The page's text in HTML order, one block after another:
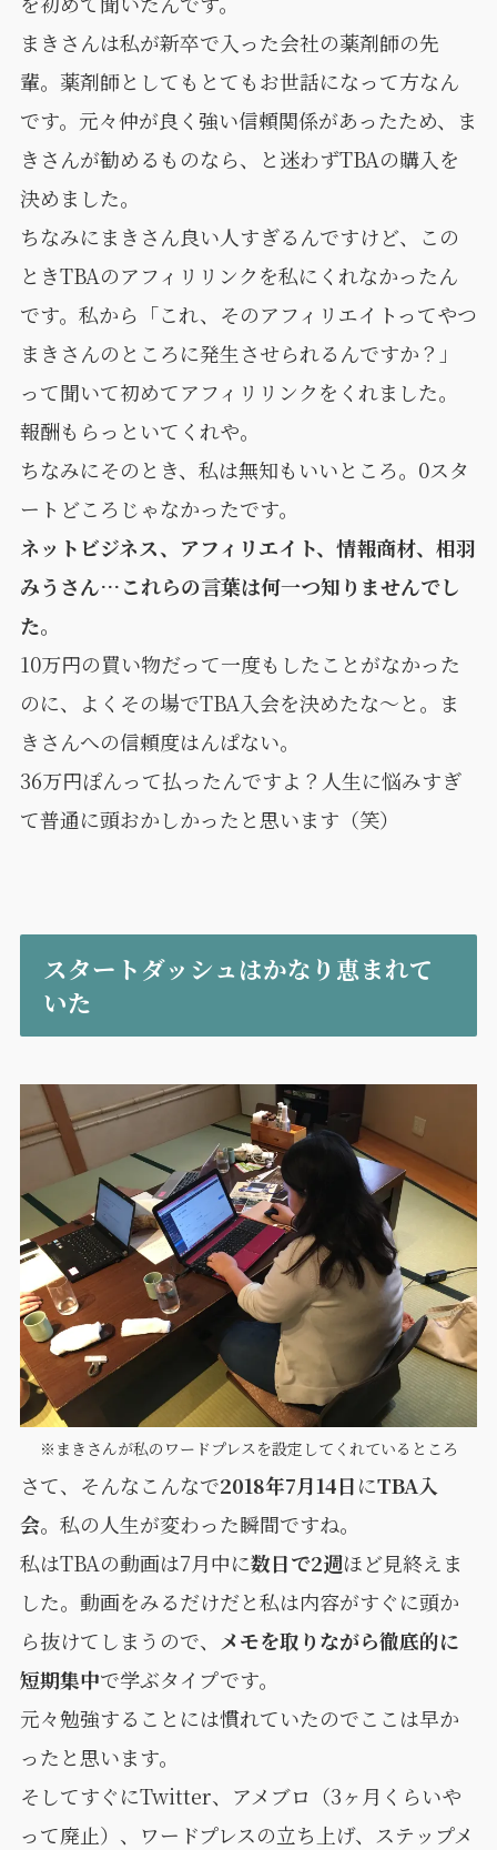
まきさんは私が新卒で入った会社の薬剤師の先
輩。薬剤師としてもとてもお世話になって方なん
です。元々仲が良く強い信頼関係があったため、ま
きさんが勧めるものなら、と迷わずTBAの購入を
決めました。
ちなみにまきさん良い人すぎるんですけど、この
ときTBAのアフィリリンクを私にくれなかったん
です。私から「これ、そのアフィリエイトってやつ
まきさんのところに発生させられるんですか？」
って聞いて初めてアフィリリンクをくれました。
報酬もらっといてくれや。
ちなみにそのとき、私は無知もいいところ。0スタ
ートどころじゃなかったです。
ネットビジネス、アフィリエイト、情報商材、相羽
みうさん…これらの言葉は何一つ知りませんでし
た。
10万円の買い物だって一度もしたことがなかった
のに、よくその場でTBA入会を決めたな〜と。ま
きさんへの信頼度はんぱない。
36万円ぽんって払ったんですよ？人生に悩みすぎ
て普通に頭おかしかったと思います（笑）
スタートダッシュはかなり恵まれて
いた
※まきさんが私のワードプレスを設定してくれているところ
さて、そんなこんなで2018年7月14日にTBA入
会。私の人生が変わった瞬間ですね。
私はTBAの動画は7月中に数日で2週ほど見終えま
した。動画をみるだけだと私は内容がすぐに頭か
ら抜けてしまうので、
メモを取りながら徹底的に
短期集中で学ぶタイプです。
元々勉強することには慣れていたのでここは早か
ったと思います。
そしてすぐにTwitter、アメブロ（3ヶ月くらいや
って廃止）、ワードプレスの立ち上げ、ステップメ